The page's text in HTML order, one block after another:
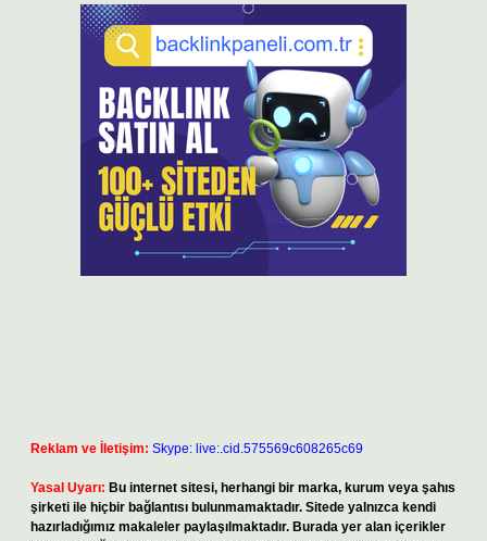
Reklam ve İletişim: Skype: live:.cid.575569c608265c69
Yasal Uyarı: Bu internet sitesi, herhangi bir marka, kurum veya şahıs
şirketi ile hiçbir bağlantısı bulunmamaktadır. Sitede yalnızca kendi
hazırladığımız makaleler paylaşılmaktadır. Burada yer alan içerikler